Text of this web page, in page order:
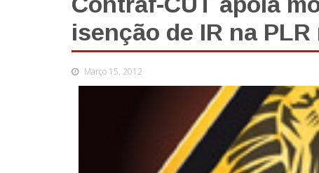
isenção de IR na PLR
Março 15, 2012